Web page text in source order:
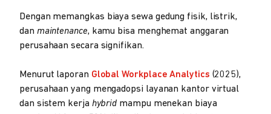
Dengan memangkas biaya sewa gedung fisik, listrik,
dan maintenance, kamu bisa menghemat anggaran
perusahaan secara signifikan.
Menurut laporan Global Workplace Analytics (2025),
perusahaan yang mengadopsi layanan kantor virtual
dan sistem kerja hybrid mampu menekan biaya